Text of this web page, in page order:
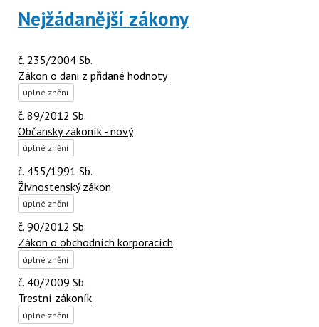
Nejžádanější zákony
č. 235/2004 Sb.
Zákon o dani z přidané hodnoty
úplné znění
č. 89/2012 Sb.
Občanský zákoník - nový
úplné znění
č. 455/1991 Sb.
Živnostenský zákon
úplné znění
č. 90/2012 Sb.
Zákon o obchodních korporacích
úplné znění
č. 40/2009 Sb.
Trestní zákoník
úplné znění